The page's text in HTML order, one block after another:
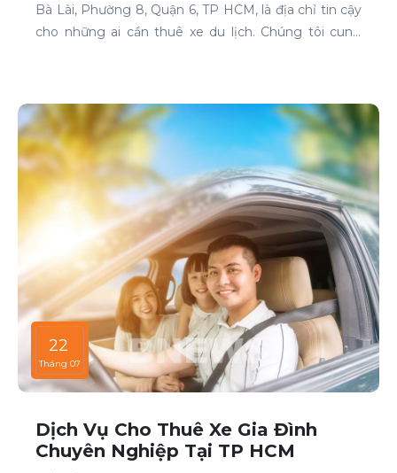
Bà Lài, Phường 8, Quận 6, TP HCM, là địa chỉ tin cậy
cho những ai cần thuê xe du lịch. Chúng tôi cung
22
Tháng 07
Dịch Vụ Cho Thuê Xe Gia Đình
Chuyên Nghiệp Tại TP HCM